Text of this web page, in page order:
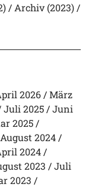
Archiv (2023)
2026
März
Juli 2025
Juni
2025
August 2024
2024
2023
Juli
2023